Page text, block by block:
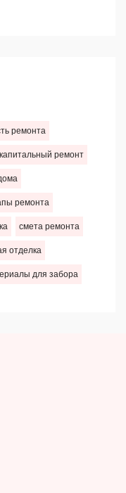
ремонта
капитальный ремонт
ремонта
смета ремонта
отделка
для забора